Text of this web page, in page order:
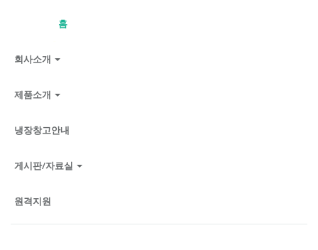
홈
회사소개
제품소개
냉장창고안내
게시판/자료실
원격지원